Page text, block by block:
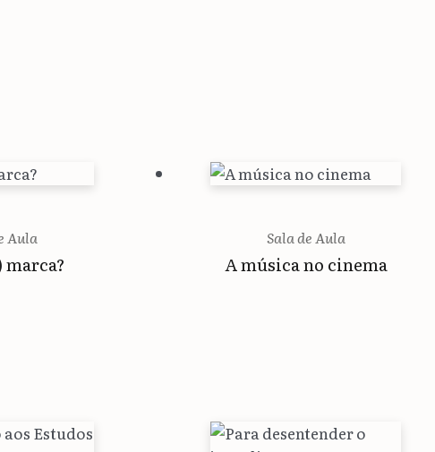
Aula
marca?
Sala de Aula
A música no cinema